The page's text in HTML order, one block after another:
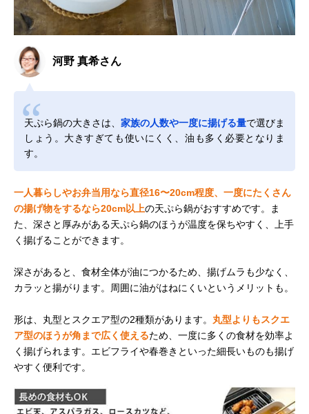
河野 真希さん
天ぷら鍋の大きさは、 家族の人数や一度に揚げる量で選びま
しょう。大きすぎても使いにくく、油も多く必要となりま
す。
一人暮らしやお弁当用なら直径16〜20cm程度、一度にたくさん
の揚げ物をするなら20cm以上の天ぷら鍋がおすすめです。ま
た、深さと厚みがある天ぷら鍋のほうが温度を保ちやすく、上手
く揚げることができます。
深さがあると、食材全体が油につかるため、揚げムラも少なく、
カラッと揚がります。周囲に油がはねにくいというメリットも。
形は、丸型とスクエア型の2種類があります。 丸型よりもスクエ
ア型のほうが角まで広く使えるため、一度に多くの食材を効率よ
く揚げられます。エビフライや春巻きといった細長いものも揚げ
やすく便利です。